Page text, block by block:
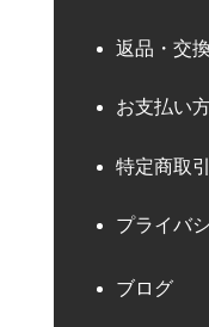
返品・交
お支払い
特定商取
プライバ
ブログ